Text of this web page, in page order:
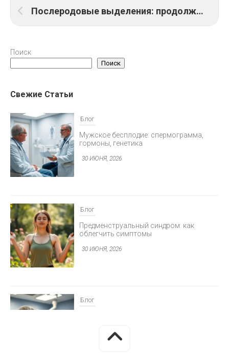
Послеродовые выделения: продолжительность и характер нормы после естественных родов
Поиск
Поиск
Свежие Статьи
Мужское бесплодие: спермограмма,
30 ИЮНЯ, 2026
Предменструальный синдром: как
30 ИЮНЯ, 2026
Минимально инвазивная хирургия